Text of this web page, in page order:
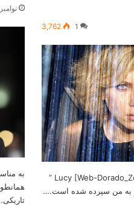
نوامبر 18, 2014
به
1
3,762
نگاهی کوتاه به فیلم لوسی Lucy [Web-Dorado_Zoom] ”
به من سپرده شده است.…